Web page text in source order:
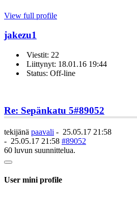
View full profile
jakezu1
Viestit: 22
Liittynyt: 18.01.16 19:44
Status: Off-line
Re: Sepänkatu 5#89052
tekijänä paavali - 25.05.17 21:58
- 25.05.17 21:58 #89052
60 luvun suunnittelua.
User mini profile